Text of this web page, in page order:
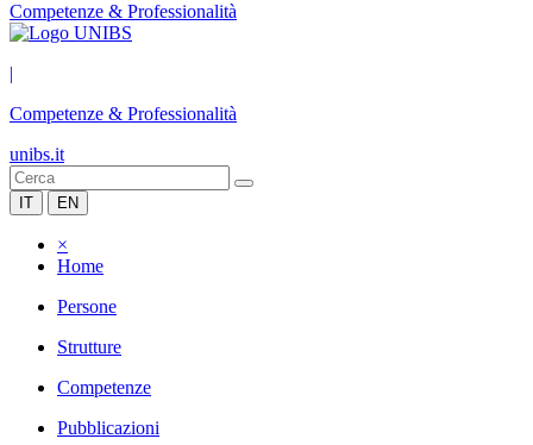
Competenze & Professionalità
|
Competenze & Professionalità
unibs.it
IT EN
×
Home
Persone
Strutture
Competenze
Pubblicazioni